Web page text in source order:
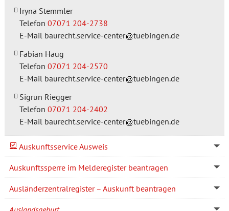
Iryna Stemmler
Telefon 07071 204-2738
E-Mail baurecht.service-center
tuebingen.de
Fabian Haug
Telefon 07071 204-2570
E-Mail baurecht.service-center
tuebingen.de
Sigrun Riegger
Telefon 07071 204-2402
E-Mail baurecht.service-center tuebingen.de
Auskunftsservice Ausweis
Auskunftssperre im Melderegister beantragen
Ausländerzentralregister – Auskunft beantragen